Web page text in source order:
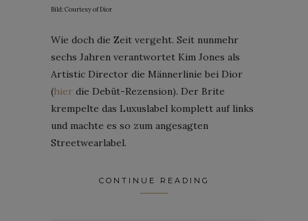
Bild: Courtesy of Dior
Wie doch die Zeit vergeht. Seit nunmehr
sechs Jahren verantwortet Kim Jones als
Artistic Director die Männerlinie bei Dior
(hier die Debüt-Rezension). Der Brite
krempelte das Luxuslabel komplett auf links
und machte es so zum angesagten
Streetwearlabel.
CONTINUE READING